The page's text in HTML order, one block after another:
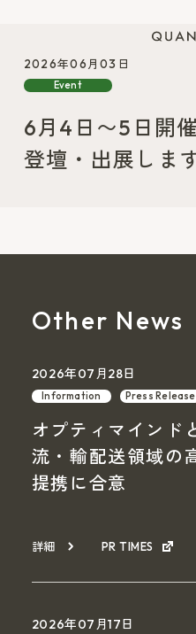
2026年06月03日
Event
6月4日〜5日開
登壇・出展しま
Other News
2026年07月28日
Information Press Release
オプティマイン
流・輸配送領域の
提携に合意
詳細 PR TIMES
2026年07月17日